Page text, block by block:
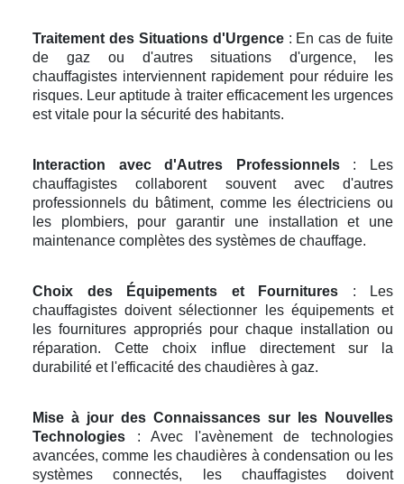
Traitement des Situations d'Urgence: En cas de fuite
de gaz ou d'autres situations d'urgence, les
chauffagistes interviennent rapidement pour réduire les
risques. Leur aptitude à traiter efficacement les urgences
est vitale pour la sécurité des habitants.
Interaction avec d'Autres Professionnels: Les
chauffagistes collaborent souvent avec d'autres
professionnels du bâtiment, comme les électriciens ou
les plombiers, pour garantir une installation et une
maintenance complètes des systèmes de chauffage.
Choix des Équipements et Fournitures : Les
chauffagistes doivent sélectionner les équipements et
les fournitures appropriés pour chaque installation ou
réparation. Cette choix influe directement sur la
durabilité et l'efficacité des chaudières à gaz.
Mise à jour des Connaissances sur les Nouvelles
Technologies : Avec l'avènement de technologies
avancées, comme les chaudières à condensation ou les
systèmes connectés, les chauffagistes doivent